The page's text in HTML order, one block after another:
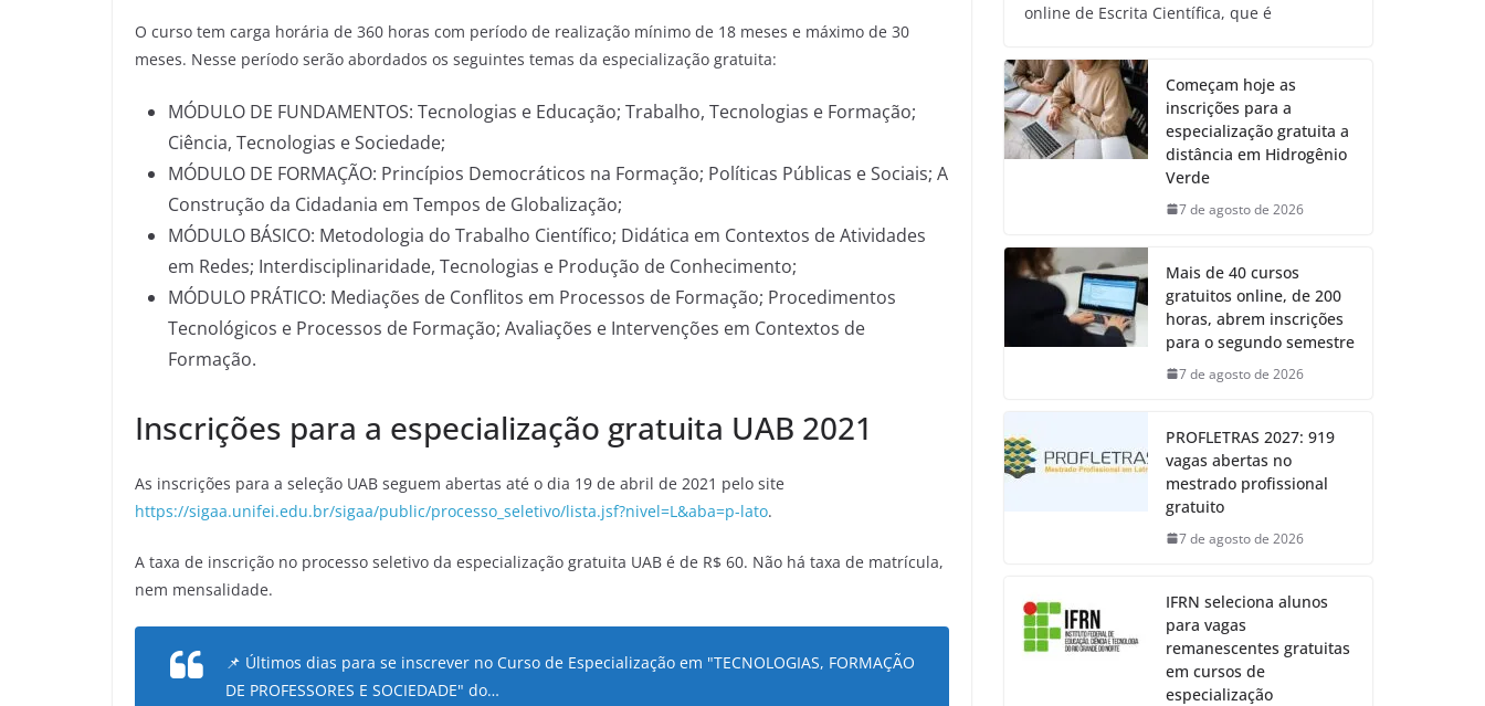
O curso tem carga horária de 360 horas com período de realização mínimo de 18 meses e máximo de 30
meses. Nesse período serão abordados os seguintes temas da especialização gratuita:
MÓDULO DE FUNDAMENTOS: Tecnologias e Educação; Trabalho, Tecnologias e Formação;
Ciência, Tecnologias e Sociedade;
MÓDULO DE FORMAÇÃO: Princípios Democráticos na Formação; Políticas Públicas e Sociais; A
Construção da Cidadania em Tempos de Globalização;
MÓDULO BÁSICO: Metodologia do Trabalho Científico; Didática em Contextos de Atividades
em Redes; Interdisciplinaridade, Tecnologias e Produção de Conhecimento;
MÓDULO PRÁTICO: Mediações de Conflitos em Processos de Formação; Procedimentos
Tecnológicos e Processos de Formação; Avaliações e Intervenções em Contextos de
Formação.
Inscrições para a especialização gratuita UAB 2021
As inscrições para a seleção UAB seguem abertas até o dia 19 de abril de 2021 pelo site
https://sigaa.unifei.edu.br/sigaa/public/processo_seletivo/lista.jsf?nivel=L&aba=p-lato.
A taxa de inscrição no processo seletivo da especialização gratuita UAB é de R$ 60. Não há taxa de matrícula,
nem mensalidade.
📌 Últimos dias para se inscrever no Curso de Especialização em "TECNOLOGIAS, FORMAÇÃO
DE PROFESSORES E SOCIEDADE" do…
online de Escrita Científica, que é
Começam hoje as
inscrições para a
especialização gratuita a
distância em Hidrogênio
Verde
7 de agosto de 2026
Mais de 40 cursos
gratuitos online, de 200
horas, abrem inscrições
para o segundo semestre
7 de agosto de 2026
PROFLETRAS 2027: 919
vagas abertas no
mestrado profissional
gratuito
7 de agosto de 2026
IFRN seleciona alunos
para vagas
remanescentes gratuitas
em cursos de
especialização